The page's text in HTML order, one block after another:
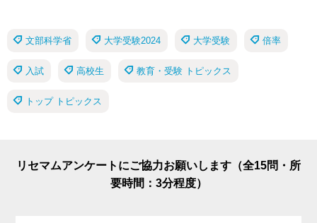
文部科学省 大学受験2024 大学受験 倍率
入試 高校生 教育・受験 トピックス
トップ トピックス
リセマムアンケートにご協力お願いします（全15問・所
要時間：3分程度）